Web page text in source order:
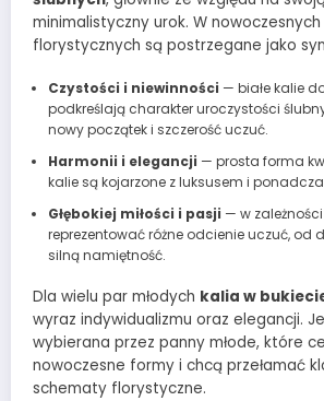
minimalistyczny urok. W
florystycznych są postrzegane jako
Czystości i niewinności — białe kalie
podkreślają charakter uroczystości
nowy początek i szczerość uczuć.
Harmonii i elegancji — prosta forma
kalie są kojarzone z luksusem i
Głębokiej miłości i pasji — w
reprezentować różne odcienie uczuć, od
silną namiętność.
Dla wielu par młodych kalia w
wyraz indywidualizmu oraz elegancji.
wybierana przez panny młode, które
nowoczesne formy i chcą przełamać
schematy florystyczne.